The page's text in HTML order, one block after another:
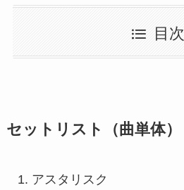
目次
セットリスト（曲単体）
アスタリスク